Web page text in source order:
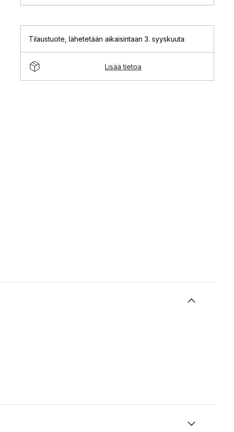
Tilaustuote lähetetään aikaisintaan 3. syyskuuta
Lisää tietoa